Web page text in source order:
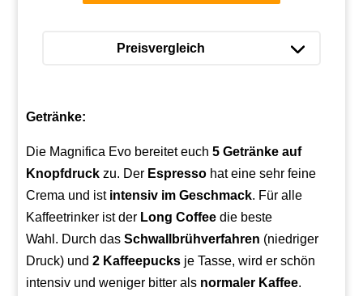
Preisvergleich
Getränke:
Die Magnifica Evo bereitet euch5 Getränke auf
Knopfdruck zu. Der Espresso hat eine sehr feine
Crema und ist intensiv im Geschmack. Für alle
Kaffeetrinker ist der Long Coffee die beste
Wahl. Durch dasSchwallbrühverfahren (niedriger
Druck) und2 Kaffeepucks je Tasse, wird er schön
intensiv und weniger bitter als normaler Kaffee.